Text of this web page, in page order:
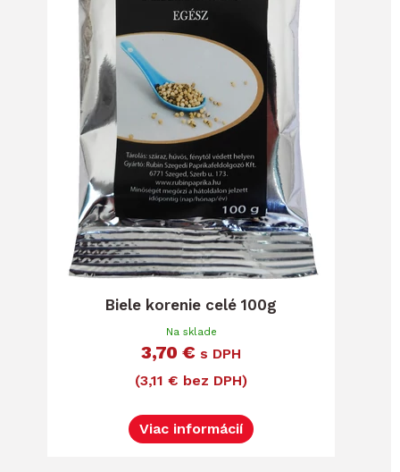
Biele korenie celé 100g
Na sklade
3,70 € s DPH
(3,11 € bez DPH)
Viac informácií